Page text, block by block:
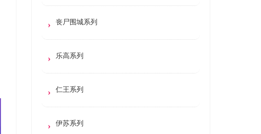
丧尸围城系列
乐高系列
仁王系列
伊苏系列